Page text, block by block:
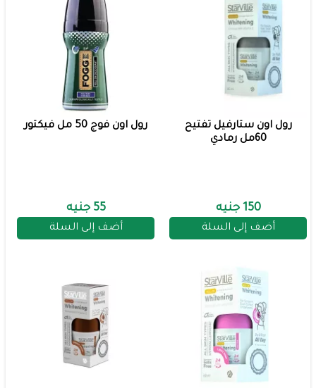
رول اون ستارفيل تفتيح
60مل رمادي
150 جنيه
أضف إلى السلة
رول اون فوج 50 مل فيكتور
55 جنيه
أضف إلى السلة